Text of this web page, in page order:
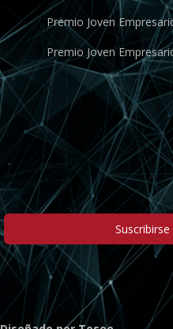
Premio Joven
Premio Joven
Suscribirse